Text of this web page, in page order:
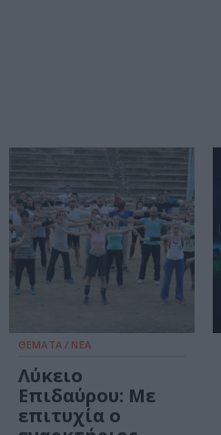
ΘΕΜΑΤΑ / ΝΕΑ
Λύκειο
Επιδαύρου: Με
επιτυχία ο